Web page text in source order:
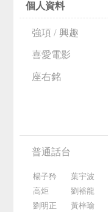
個人資料
強項 / 興趣
喜愛電影
座右銘
普通話台
楊子矜 葉宇波
高炬
劉裕龍
劉明正
黃梓瑜